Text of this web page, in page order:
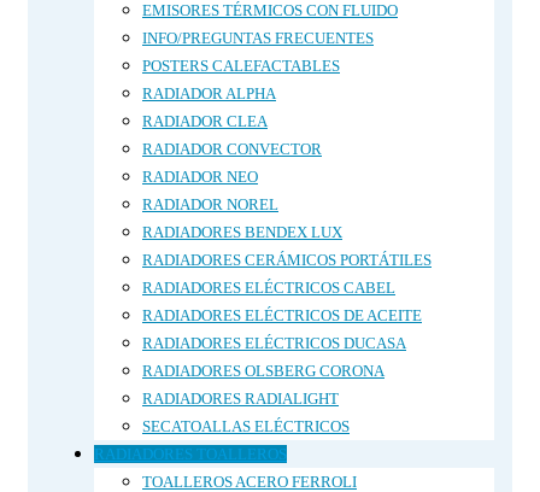
EMISORES TÉRMICOS CON FLUIDO
INFO/PREGUNTAS FRECUENTES
POSTERS CALEFACTABLES
RADIADOR ALPHA
RADIADOR CLEA
RADIADOR CONVECTOR
RADIADOR NEO
RADIADOR NOREL
RADIADORES BENDEX LUX
RADIADORES CERÁMICOS PORTÁTILES
RADIADORES ELÉCTRICOS CABEL
RADIADORES ELÉCTRICOS DE ACEITE
RADIADORES ELÉCTRICOS DUCASA
RADIADORES OLSBERG CORONA
RADIADORES RADIALIGHT
SECATOALLAS ELÉCTRICOS
RADIADORES TOALLEROS
TOALLEROS ACERO FERROLI